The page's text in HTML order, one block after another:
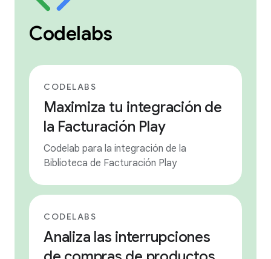
Codelabs
CODELABS
Maximiza tu integración de
la Facturación Play
Codelab para la integración de la
Biblioteca de Facturación Play
CODELABS
Analiza las interrupciones